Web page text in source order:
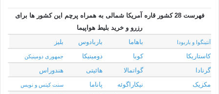
فهرست 28 کشور قاره آمریکا شمالی به همراه پرچم این کشور ها برای
رزرو و خرید بلیط هواپیما
آنتینگوا و باربودا باهاما باربادوس
بلیز
کاستاریکا
کوبا دومینیکا جمهوری دومینیکن
گرنادا گواتمالا هائیتی
هندوراس
مکزیک
نیکاراگوئه پاناما سنت کیتس و نویس